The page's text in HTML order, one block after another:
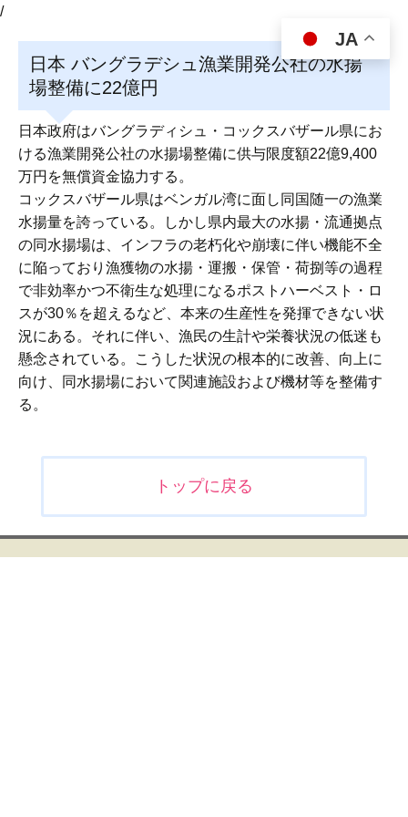
/
日本 バングラデシュ漁業開発公社の水揚
場整備に22億円
日本政府はバングラディシュ・コックスバザール県にお
ける漁業開発公社の水揚場整備に供与限度額22億9,400
万円を無償資金協力する。
コックスバザール県はベンガル湾に面し同国随一の漁業
水揚量を誇っている。しかし県内最大の水揚・流通拠点
の同水揚場は、インフラの老朽化や崩壊に伴い機能不全
に陥っており漁獲物の水揚・運搬・保管・荷捌等の過程
で非効率かつ不衛生な処理になるポストハーベスト・ロ
スが30％を超えるなど、本来の生産性を発揮できない状
況にある。それに伴い、漁民の生計や栄養状況の低迷も
懸念されている。こうした状況の根本的に改善、向上に
向け、同水揚場において関連施設および機材等を整備す
る。
ビ
ゲ
トップに戻る
JA